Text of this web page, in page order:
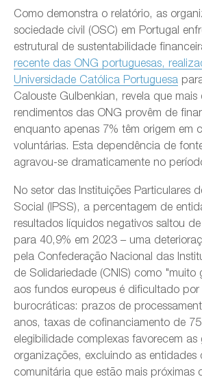
Como demonstra o relatório, as
sociedade civil (OSC) em Portugal
estrutural de sustentabilidade
recente das ONG portuguesas,
Universidade Católica Portuguesa
Calouste Gulbenkian, revela que
rendimentos das ONG provêm de
enquanto apenas 7% têm origem em
voluntárias. Esta dependência de
agravou-se dramaticamente no
No setor das Instituições Particulares
Social (IPSS), a percentagem de
resultados líquidos negativos saltou
para 40,9% em 2023 – uma
pela Confederação Nacional das
de Solidariedade (CNIS) como "muito
aos fundos europeus é dificultado por
burocráticas: prazos de
anos, taxas de cofinanciamento de
elegibilidade complexas favorecem as
organizações, excluindo as entidades
comunitária que estão mais próximas